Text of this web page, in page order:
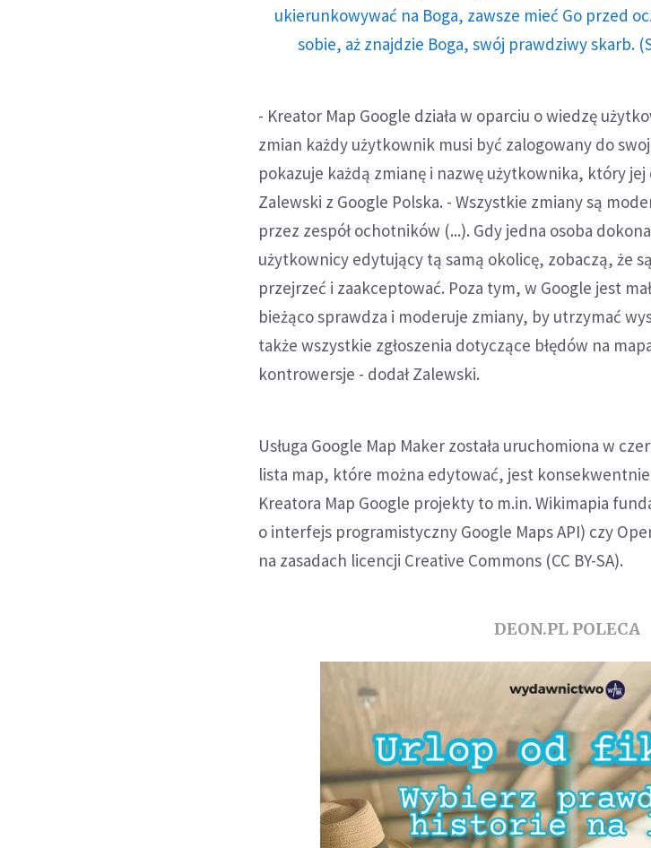
ukierunkowywać na Boga, zawsze mieć Go przed
sobie, aż znajdzie Boga, swój prawdziwy skarb.
- Kreator Map Google działa w oparciu o wiedzę
zmian każdy użytkownik musi być zalogowany do
pokazuje każdą zmianę i nazwę użytkownika, który jej
Zalewski z Google Polska. - Wszystkie zmiany są
przez zespół ochotników (...). Gdy jedna osoba
użytkownicy edytujący tą samą okolicę, zobaczą, że
przejrzeć i zaakceptować. Poza tym, w Google jest
bieżąco sprawdza i moderuje zmiany, by utrzymać
także wszystkie zgłoszenia dotyczące błędów na
kontrowersje - dodał Zalewski.
Usługa Google Map Maker została uruchomiona w
lista map, które można edytować, jest
Kreatora Map Google projekty to m.in. Wikimapia
o interfejs programistyczny Google Maps API) czy
na zasadach licencji Creative Commons (CC BY-SA).
DEON.PL POLECA